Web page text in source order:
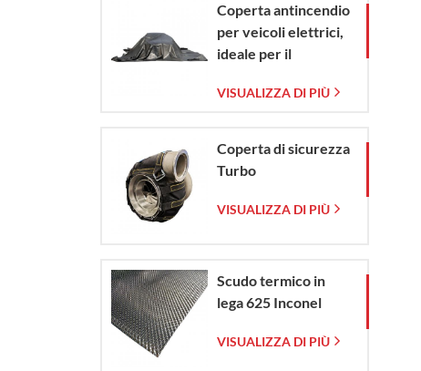
Coperta antincendio
per veicoli elettrici,
ideale per il
emergenze in caso di
elettrici e
automobili.
VISUALIZZA DI PIÙ
Coperta di sicurezza
Turbo
VISUALIZZA DI PIÙ
Scudo termico in
lega 625 Inconel
VISUALIZZA DI PIÙ